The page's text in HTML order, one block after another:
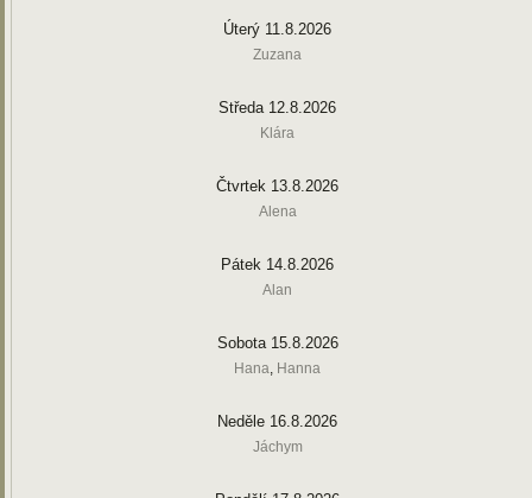
Úterý 11.8.2026
Zuzana
Středa 12.8.2026
Klára
Čtvrtek 13.8.2026
Alena
Pátek 14.8.2026
Alan
Sobota 15.8.2026
Hana, Hanna
Neděle 16.8.2026
Jáchym